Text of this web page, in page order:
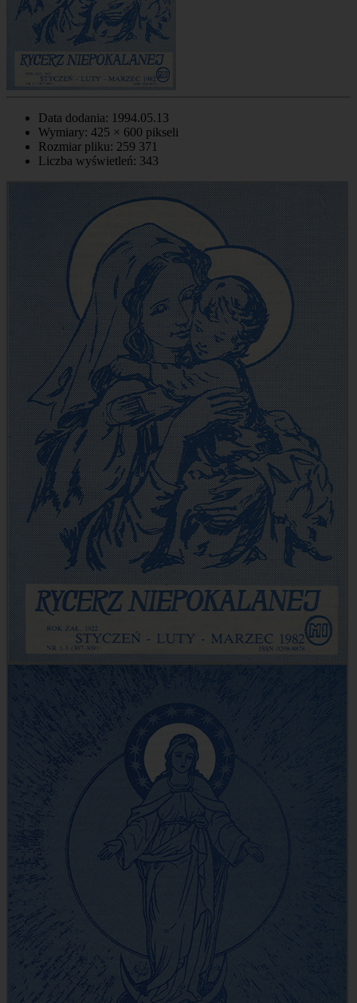
Data dodania: 1994.05.13
Wymiary: 425 × 600 pikseli
Rozmiar pliku: 259 371
Liczba wyświetleń: 343